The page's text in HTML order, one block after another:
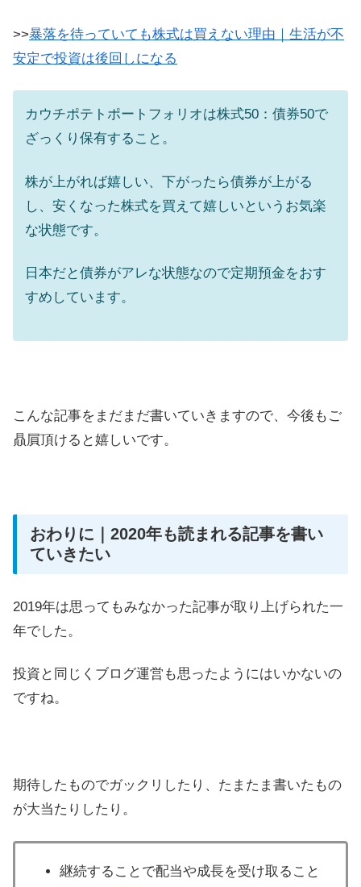
>>暴落を待っていても株式は買えない理由｜生活が不
安定で投資は後回しになる
カウチポテトポートフォリオは株式50：債券50で
ざっくり保有すること。
株が上がれば嬉しい、下がったら債券が上がる
し、安くなった株式を買えて嬉しいというお気楽
な状態です。
日本だと債券がアレな状態なので定期預金をおす
すめしています。
こんな記事をまだまだ書いていきますので、今後もご
贔屓頂けると嬉しいです。
おわりに｜2020年も読まれる記事を書い
ていきたい
2019年は思ってもみなかった記事が取り上げられた一
年でした。
投資と同じくブログ運営も思ったようにはいかないの
ですね。
期待したものでガックリしたり、たまたま書いたもの
が大当たりしたり。
継続することで配当や成長を受け取ること